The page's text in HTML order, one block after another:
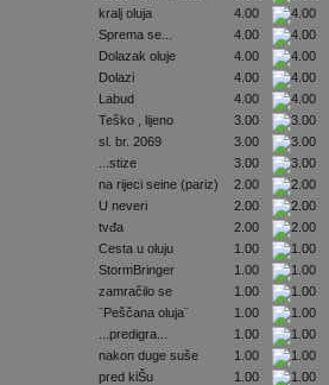
kralj oluja
4.00
Sprema se...
4.00
Dolazak oluje
4.00
Dolazi
4.00
Labud
4.00
Teško , lijeno
3.00
sl. br. 2069
3.00
...stize
3.00
na rijeci seine (pariz)
2.00
U neveri
2.00
tvđa
2.00
Cesta u oluju
1.00
StormBringer
1.00
zamračilo se
1.00
¨Peščana oluja¨
1.00
...predigra...
1.00
nakon duge suše
1.00
pred kiŠu
1.00